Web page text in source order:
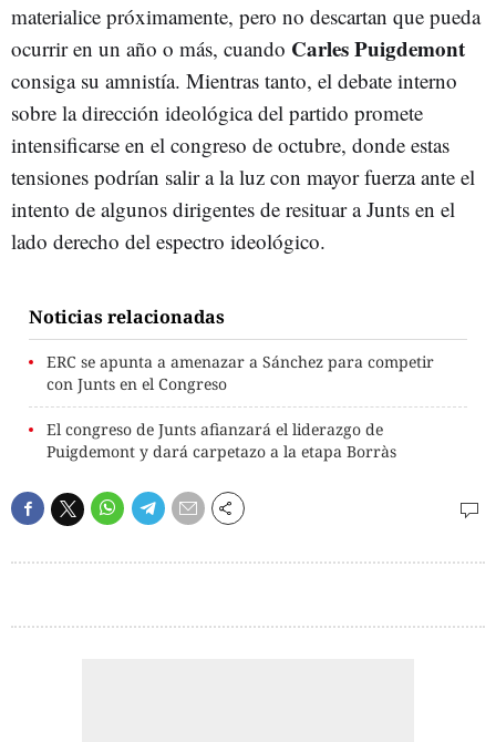
materialice próximamente, pero no descartan que pueda
ocurrir en un año o más, cuando Carles Puigdemont
consiga su amnistía. Mientras tanto, el debate interno
sobre la dirección ideológica del partido promete
intensificarse en el congreso de octubre, donde estas
tensiones podrían salir a la luz con mayor fuerza ante el
intento de algunos dirigentes de resituar a Junts en el
lado derecho del espectro ideológico.
Noticias relacionadas
ERC se apunta a amenazar a Sánchez para competir
con Junts en el Congreso
El congreso de Junts afianzará el liderazgo de
Puigdemont y dará carpetazo a la etapa Borràs